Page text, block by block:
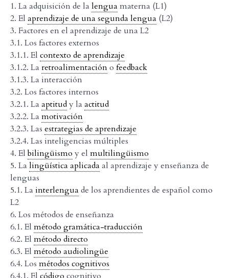
1. La adquisición de la lengua materna (L1)
2. El aprendizaje de una segunda lengua (L2)
3. Factores en el aprendizaje de una L2
3.1. Los factores externos
3.1.1. El contexto de aprendizaje
3.1.2. La retroalimentacióno feedback
3.1.3. La interacción
3.2. Los factores internos
3.2.1. La aptitudy la actitud
3.2.2. La motivación
3.2.3. Las estrategias de aprendizaje
3.2.4. Las inteligencias múltiples
4. Elbilingüismo y el multilingüismo
5. La lingüística aplicada al aprendizaje y enseñanza de
lenguas
5.1. La interlengua de los aprendientes de español como
L2
6. Los métodos de enseñanza
6.1. El método gramática-traducción
6.2. El método directo
6.3. El método audiolingüe
6.4. Los métodos cognitivos